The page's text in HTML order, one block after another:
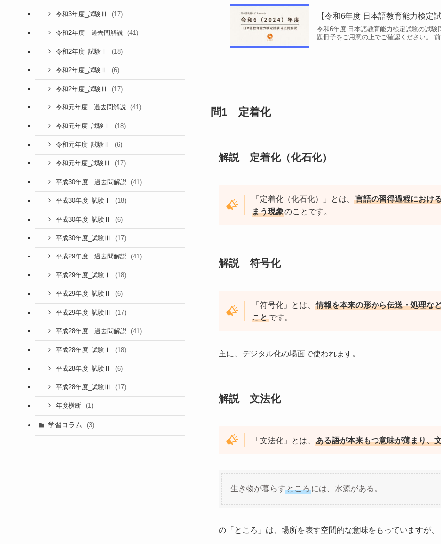
【令和6年度 日本語教育能力検定
令和6年度 日本語教育能力検定試験の試
題冊子をご用意の上でご確認ください。
問1 定着化
解説 定着化（化石化）
「定着化（化石化）」とは、
言語の習得過程におけ
まう現象のことです。
解説 符号化
「符号化」とは、
情報を本来の形から伝送・処理な
ことです。
主に、デジタル化の場面で使われます。
解説 文法化
「文法化」とは、 ある語が本来もつ意味が薄まり、
生き物が暮らすところには、水源がある。
の「ところ」は、場所を表す空間的な意味をもっていますが、
令和3年度_試験Ⅲ (17)
令和2年度 過去問解説 (41)
令和2年度_試験Ⅰ (18)
令和2年度_試験Ⅱ (6)
令和2年度_試験Ⅲ (17)
令和元年度 過去問解説 (41)
令和元年度_試験Ⅰ (18)
令和元年度_試験Ⅱ (6)
令和元年度_試験Ⅲ (17)
平成30年度 過去問解説 (41)
平成30年度_試験Ⅰ (18)
平成30年度_試験Ⅱ (6)
平成30年度_試験Ⅲ (17)
平成29年度 過去問解説 (41)
平成29年度_試験Ⅰ (18)
平成29年度_試験Ⅱ (6)
平成29年度_試験Ⅲ (17)
平成28年度 過去問解説 (41)
平成28年度_試験Ⅰ (18)
平成28年度_試験Ⅱ (6)
平成28年度_試験Ⅲ (17)
年度横断 (1)
学習コラム (3)